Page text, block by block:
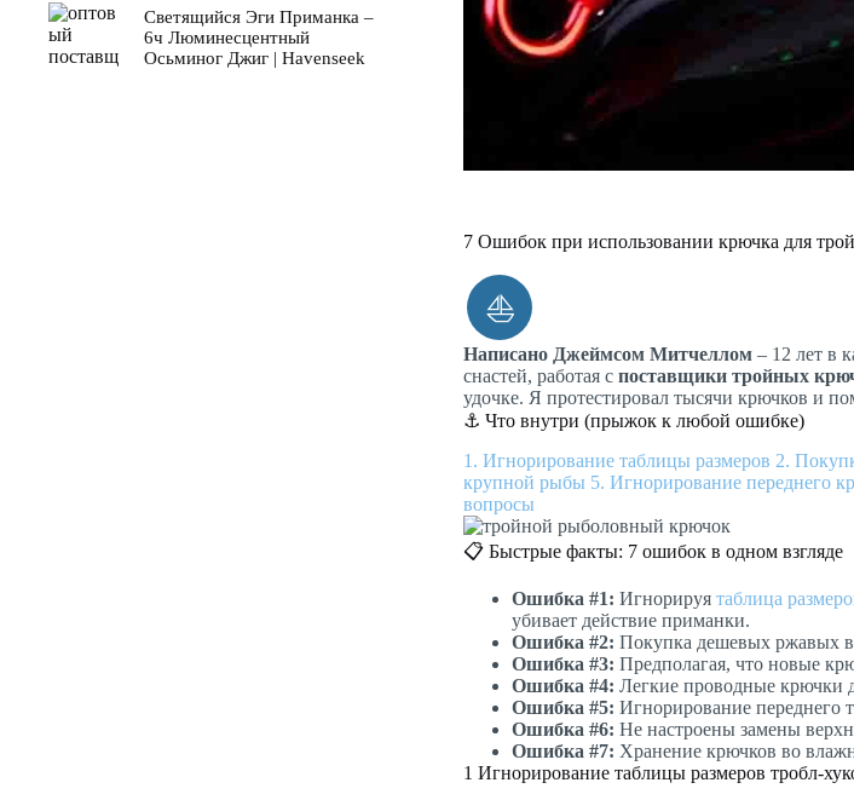
7 Ошибок при использовании крючка для
Написано Джеймсом Митчеллом – 12 лет в
снастей, работая споставщики тройных
удочке. Я протестировал тысячи крючков и
⚓ Что внутри (прыжок к любой ошибке)
1. Игнорирование таблицы размеров 2.
крупной рыбы 5. Игнорирование переднего
вопросы
📋 Быстрые факты: 7 ошибок в одном взгляде
Ошибка #1: Игнорируятаблица
убивает действие приманки.
Ошибка #2: Покупка дешевых ржавых
Ошибка #3: Предполагая, что новые
Ошибка #4: Легкие проводные крючки
Ошибка #5: Игнорирование переднего
Ошибка #6: Не настроены замены
Ошибка #7: Хранение крючков во
1 Игнорирование таблицы размеров тробл-
составляла
$210.00.
$129.00.
Светящийся Эги Приманка –
6ч Люминесцентный
Осьминог Джиг | Havenseek